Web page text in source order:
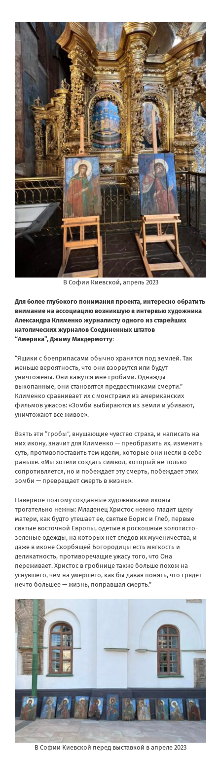
В Софии Киевской, апрель 2023
Для более глубокого понимания проекта, интересно обратить
внимание на ассоциацию возникшую в интервью художника
Александра Клименко журналисту одного из старейших
католических журналов Соединенных штатов
“Америка”, Джиму Макдермотту:
“Ящики с боеприпасами обычно хранятся под землей. Так
меньше вероятность, что они взорвутся или будут
уничтожены. Они кажутся мне гробами. Однажды
выкопанные, они становятся предвестниками смерти.”
Клименко сравнивает их с монстрами из американских
фильмов ужасов: «Зомби выбираются из земли и убивают,
уничтожают все живое».
Взять эти “гробы”, внушающие чувство страха, и написать на
них икону, значит для Клименко — преобразить их, изменить
суть, противопоставить тем идеям, которые они несли в себе
раньше. «Мы хотели создать символ, который не только
сопротивляется, но и побеждает эту смерть, побеждает этих
зомби — превращает смерть в жизнь».
Наверное поэтому созданные художниками иконы
трогательно нежны: Младенец Христос нежно гладит щеку
матери, как будто утешает ее, святые Борис и Глеб, первые
святые восточной Европы, одетые в роскошные золотисто-
зеленые одежды, на которых нет следов их мученичества, и
даже в иконе Скорбящей Богородицы есть мягкость и
деликатность, противоречащие ужасу того, что Она
переживает. Христос в гробнице также больше похож на
уснувшего, чем на умершего, как бы давая понять, что грядет
нечто большее — жизнь, поправшая смерть.”
В Софии Киевской перед выставкой в апреле 2023